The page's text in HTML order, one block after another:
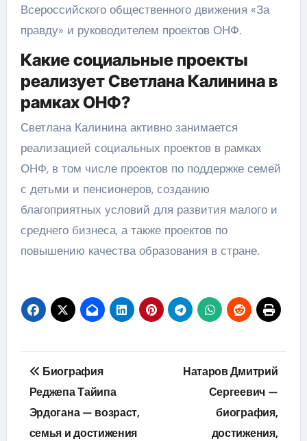
Всероссийского общественного движения «За
правду» и руководителем проектов ОНФ.
Какие социальные проекты
реализует Светлана Калинина в
рамках ОНФ?
Светлана Калинина активно занимается
реализацией социальных проектов в рамках
ОНФ, в том числе проектов по поддержке семей
с детьми и пенсионеров, созданию
благоприятных условий для развития малого и
среднего бизнеса, а также проектов по
повышению качества образования в стране.
Навигация
по
записям
Биография
Реджепа Тайипа
Эрдогана — возраст,
семья и достижения
Натаров Дмитрий
Сергеевич —
биография,
достижения,